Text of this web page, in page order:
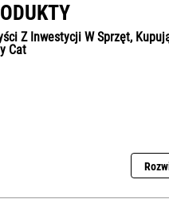
Z Inwestycji W Sprzęt,
Cat